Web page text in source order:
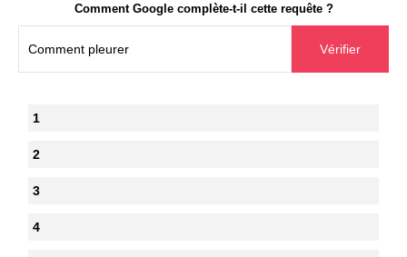
Comment Google complète-t-il cette requête ?
1
2
3
4